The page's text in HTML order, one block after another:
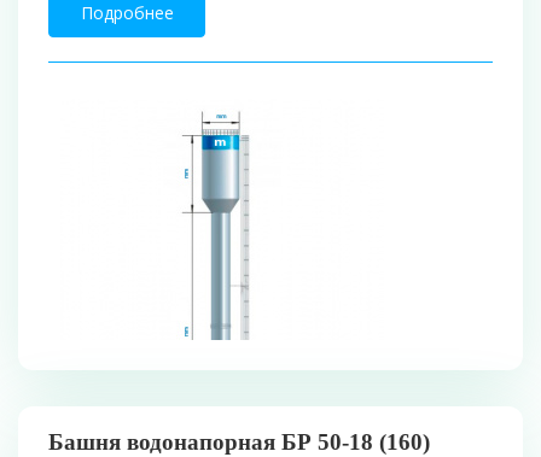
Подробнее
Башня водонапорная БР 50-18 (160)